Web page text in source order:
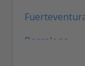
Barcelona